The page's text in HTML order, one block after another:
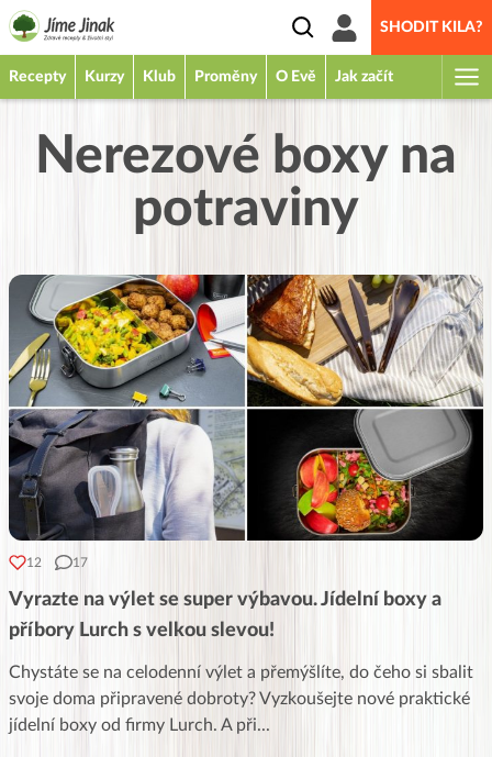
SHODIT KILA?
Recepty Kurzy Klub Proměny O Evě Jak začít
Nerezové boxy na
potraviny
12 17
Vyrazte na výlet se super výbavou. Jídelní boxy a
příbory Lurch s velkou slevou!
Chystáte se na celodenní výlet a přemýšlíte, do čeho si sbalit
svoje doma připravené dobroty? Vyzkoušejte nové praktické
jídelní boxy od firmy Lurch. A při...